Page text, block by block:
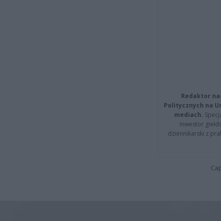
Redaktor
Politycznych na
mediach.
inwestor
dziennikarski z